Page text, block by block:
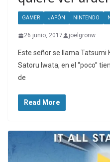
GAMER JAPÓN NINTENDO
26 junio, 2017 joelgronw
Este señor se llama Tatsumi
Satoru Iwata, en el “poco”
de
Read More